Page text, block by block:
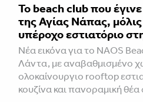
Το beach club που
της Αγίας Νάπας,
υπέροχο εστιατόριο
Νέα εικόνα για το NAOS
Λάντα, με αναβαθμισμένο
ολοκαίνουργιο rooftop
κουζίνα και πανοραμική